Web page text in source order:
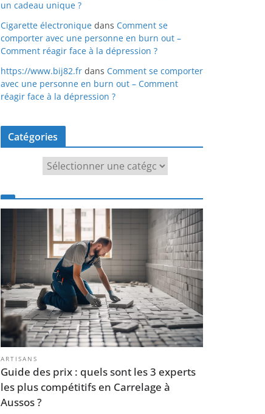
un cadeau unique ?
Cigarette électronique dans Comment se
comporter avec une personne en burn out –
Comment réagir face à la dépression ?
https://www.bij82.fr dans Comment se comporter
avec une personne en burn out – Comment
réagir face à la dépression ?
Catégories
ARTISANS
Guide des prix : quels sont les 3 experts
les plus compétitifs en Carrelage à
Aussos ?